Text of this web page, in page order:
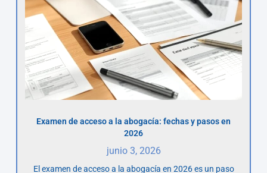
Examen de acceso a la abogacía: fechas y pasos en
2026
junio 3, 2026
El examen de acceso a la abogacía en 2026 es un paso